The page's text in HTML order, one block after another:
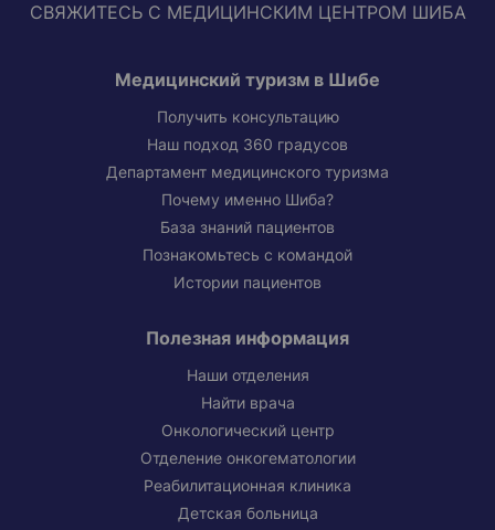
СВЯЖИТЕСЬ С МЕДИЦИНСКИМ ЦЕНТРОМ ШИБА
Медицинский туризм в Шибе
Получить консультацию
Наш подход 360 градусов
Департамент медицинского туризма
Почему именно Шиба?
База знаний пациентов
Познакомьтесь с командой
Истории пациентов
Полезная информация
Наши отделения
Найти врача
Онкологический центр
Отделение онкогематологии
Реабилитационная клиника
Детская больница